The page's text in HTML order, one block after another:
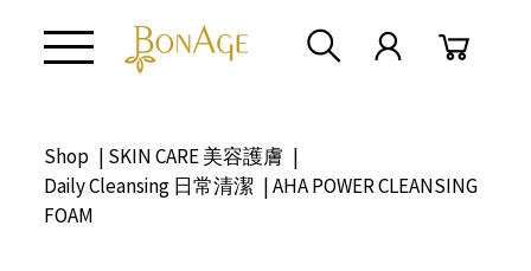
Shop | SKIN CARE 美容護膚 |
Daily Cleansing 日常清潔 | AHA POWER CLEANSING
FOAM